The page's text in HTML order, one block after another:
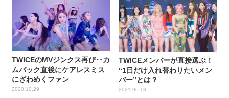
TWICEのMVジンクス再び‥カ
ムバック直後にケアレスミス
にざわめくファン
2020.10.29
TWICEメンバーが直接選ぶ！
“1日だけ入れ替わりたいメン
バー”とは？
2021.06.18